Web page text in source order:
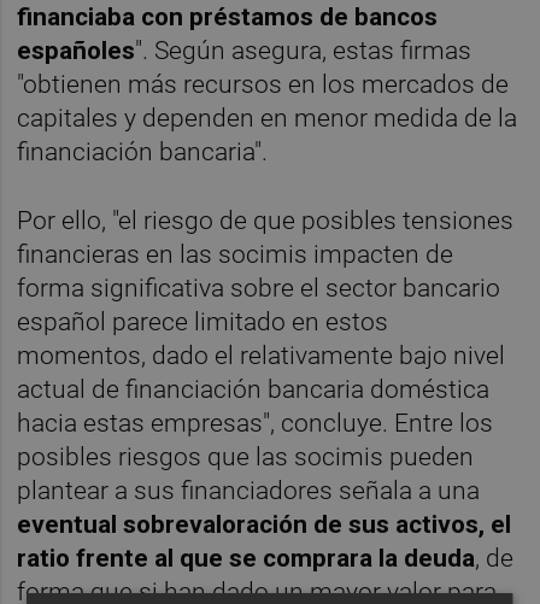
financiaba con préstamos de bancos
españoles". Según asegura, estas firmas
"obtienen más recursos en los mercados de
capitales y dependen en menor medida de la
financiación bancaria".
Por ello, "el riesgo de que posibles tensiones
financieras en las socimis impacten de
forma significativa sobre el sector bancario
español parece limitado en estos
momentos, dado el relativamente bajo nivel
actual de financiación bancaria doméstica
hacia estas empresas", concluye. Entre los
posibles riesgos que las socimis pueden
plantear a sus financiadores señala a una
eventual sobrevaloración de sus activos, el
ratio frente al que se comprara la deuda, de
forma que si han dado un mayor valor para